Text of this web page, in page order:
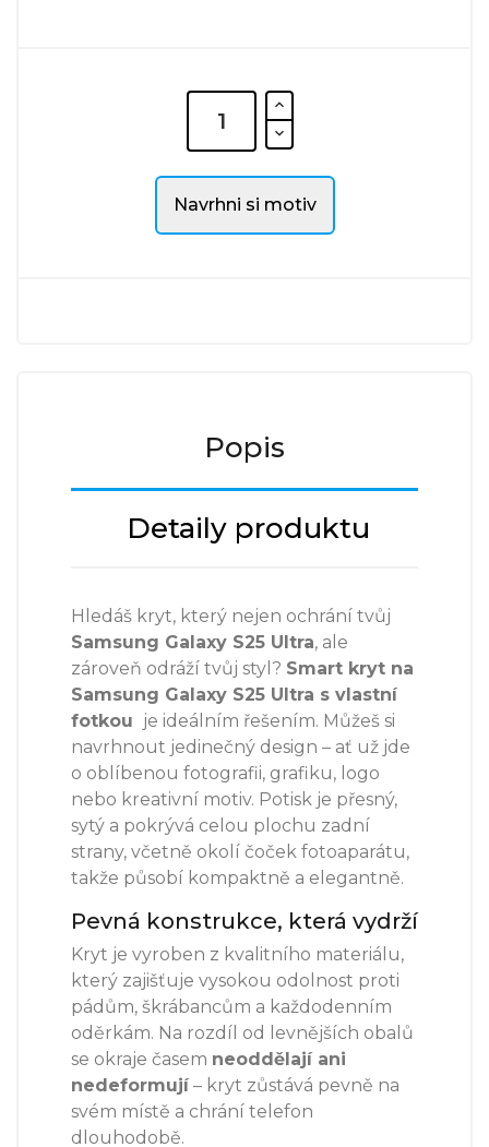
Navrhni si motiv
Popis
Detaily produktu
Hledáš kryt, který nejen ochrání tvůj
Samsung Galaxy S25 Ultra, ale
zároveň odráží tvůj styl? Smart kryt na
Samsung Galaxy S25 Ultra s vlastní
fotkou je ideálním řešením. Můžeš si
navrhnout jedinečný design – ať už jde
o oblíbenou fotografii, grafiku, logo
nebo kreativní motiv. Potisk je přesný,
sytý a pokrývá celou plochu zadní
strany, včetně okolí čoček fotoaparátu,
takže působí kompaktně a elegantně.
Pevná konstrukce, která vydrží
Kryt je vyroben z kvalitního materiálu,
který zajišťuje vysokou odolnost proti
pádům, škrábancům a každodenním
oděrkám. Na rozdíl od levnějších obalů
se okraje časem neoddělají ani
nedeformují – kryt zůstává pevně na
svém místě a chrání telefon
dlouhodobě.